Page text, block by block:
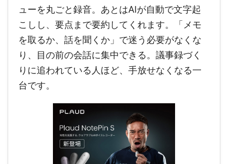
ューを丸ごと録音。あとはAIが自動で文字起
こしし、要点まで要約してくれます。「メモ
を取るか、話を聞くか」で迷う必要がなくな
り、目の前の会話に集中できる。議事録づく
りに追われている人ほど、手放せなくなる一
台です。